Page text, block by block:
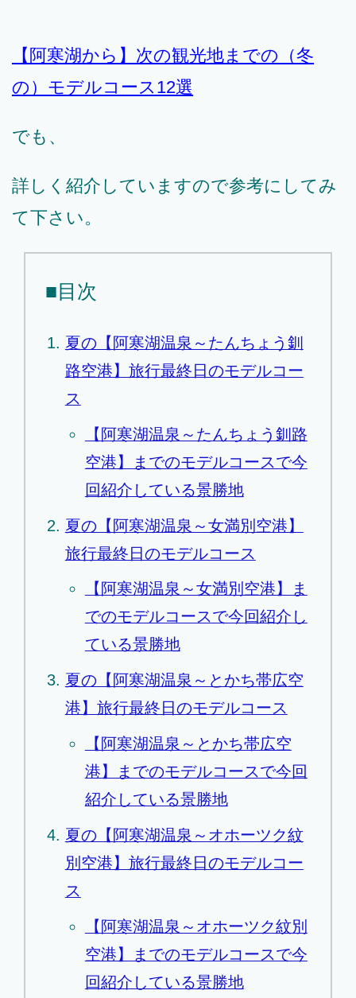
【阿寒湖から】次の観光地までの（冬
の）モデルコース12選
でも、
詳しく紹介していますので参考にしてみ
て下さい。
■目次
夏の【阿寒湖温泉～たんちょう釧
路空港】旅行最終日のモデルコー
ス
【阿寒湖温泉～たんちょう釧路
空港】までのモデルコースで今
回紹介している景勝地
夏の【阿寒湖温泉～女満別空港】
旅行最終日のモデルコース
【阿寒湖温泉～女満別空港】ま
でのモデルコースで今回紹介し
ている景勝地
夏の【阿寒湖温泉～とかち帯広空
港】旅行最終日のモデルコース
【阿寒湖温泉～とかち帯広空
港】までのモデルコースで今回
紹介している景勝地
夏の【阿寒湖温泉～オホーツク紋
別空港】旅行最終日のモデルコー
ス
【阿寒湖温泉～オホーツク紋別
空港】までのモデルコースで今
回紹介している景勝地